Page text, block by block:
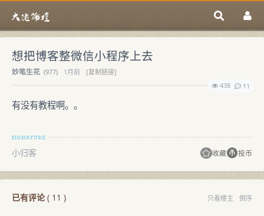
想把博客整微信小程序上去
妙笔生花 (977) 1月前
[复制链接]
438
11
有没有教程啊。。
小归客 收藏 投币
已有评论( 11 ) 只看楼主 倒序